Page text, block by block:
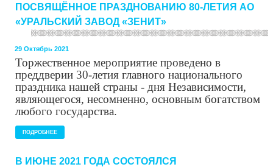
ПОСВЯЩЁННОЕ ПРАЗДНОВАНИЮ 80-ЛЕТИЯ АО
«УРАЛЬСКИЙ ЗАВОД «ЗЕНИТ»
29 Октябрь 2021
Торжественное мероприятие проведено в
преддверии 30-летия главного национального
праздника нашей страны - дня Независимости,
являющегося, несомненно, основным богатством
любого государства.
ПОДРОБНЕЕ
В ИЮНЕ 2021 ГОДА СОСТОЯЛСЯ